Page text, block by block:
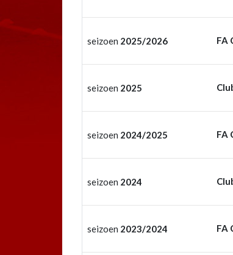
seizoen 2025/2026 FA
seizoen 2025
seizoen 2024/2025 FA
seizoen 2024
seizoen 2023/2024 FA